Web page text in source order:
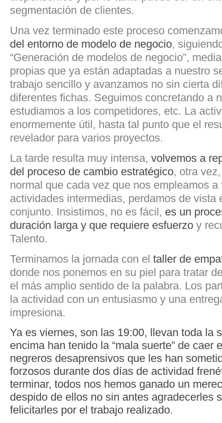
segmentación de clientes.
Una vez terminado este proceso
del entorno de modelo de negocio,
“Generación de modelos de negocio”,
propias que ya están adaptadas a nuestro
trabajo sencillo y avanzamos no sin cierta
diferentes fichas. Seguimos concretando a
estudiamos a los competidores, etc. La
enormemente útil, hasta tal punto que el
revelador para varios proyectos.
La tarde resulta muy intensa, volvemos a
del proceso de cambio estratégico, otra
normal que cada vez que nos empleamos
actividades intermedias, perdamos de vista
conjunto. Insistimos, no es fácil, es un
duración larga y que requiere esfuerzo y
Talento.
Terminamos la jornada con el taller de
donde nos ponemos en su piel para tratar
el más amplio sentido de la palabra. Los
la actividad con un entusiasmo y una
impresiona.
Ya es viernes, son las 19:00, llevan toda la
encima han tenido la “mala suerte” de caer
negreros desaprensivos que les han
forzosos durante dos días de actividad
terminar, todos nos hemos ganado un
despido de ellos no sin antes agradecerles
felicitarles por el trabajo realizado.